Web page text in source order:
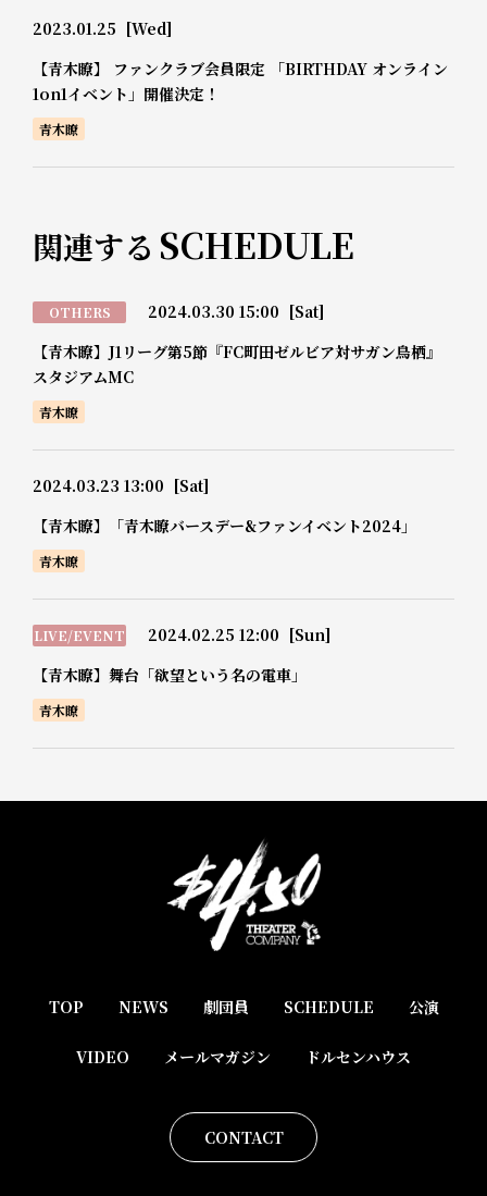
2023.01.25 [Wed]
【青木瞭】 ファンクラブ会員限定 「BIRTHDAY オンライン
1on1イベント」開催決定！
青木瞭
関連する SCHEDULE
OTHERS 2024.03.30 15:00 [Sat]
【青木瞭】J1リーグ第5節『FC町田ゼルビア対サガン鳥栖』
スタジアムMC
青木瞭
2024.03.23 13:00 [Sat]
【青木瞭】「青木瞭バースデー&ファンイベント2024」
青木瞭
LIVE/EVENT 2024.02.25 12:00 [Sun]
【青木瞭】舞台「欲望という名の電車」
青木瞭
TOP NEWS 劇団員 SCHEDULE 公演
VIDEO メールマガジン ドルセンハウス
CONTACT